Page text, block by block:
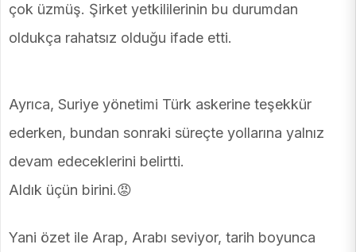
çok üzmüş. Şirket yetkililerinin bu durumdan
oldukça rahatsız olduğu ifade etti.
Ayrıca, Suriye yönetimi Türk askerine teşekkür
ederken, bundan sonraki süreçte yollarına yalnız
devam edeceklerini belirtti.
Aldık üçün birini.😡
Yani özet ile Arap, Arabı seviyor, tarih boyunca